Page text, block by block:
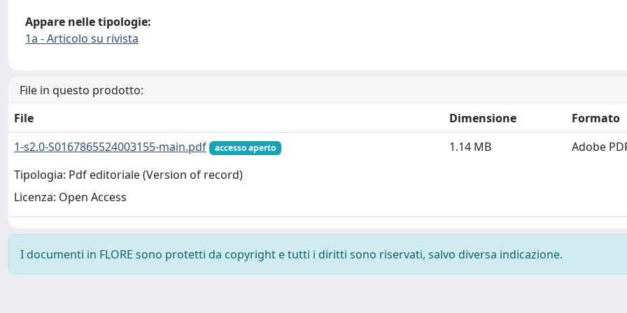
Appare nelle tipologie:
1a - Articolo su rivista
File in questo prodotto:
File
Dimensione
Formato
1-s2.0-S0167865524003155-main.pdf
accesso aperto
Tipologia: Pdf editoriale (Version of record)
Licenza: Open Access
1.14 MB Adobe
I documenti in FLORE sono protetti da copyright e tutti i diritti sono riservati, salvo diversa indicazione.